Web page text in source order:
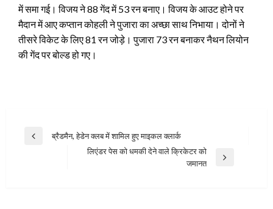
में समा गई। विजय ने 88 गेंद में 53 रन बनाए। विजय के आउट होने पर
मैदान में आए कप्तान कोहली ने पुजारा का अच्छा साथ निभाया। दोनों ने
तीसरे विकेट के लिए 81 रन जोड़े। पुजारा 73 रन बनाकर नैथन लियोन
की गेंद पर बोल्ड हो गए।
Post
Previous
ब्रैडमैन, हेडेन क्लब में शामिल हुए माइकल क्लार्क
लिएंडर पेस को धमकी देने वाले क्रिकेटर को
जमानत